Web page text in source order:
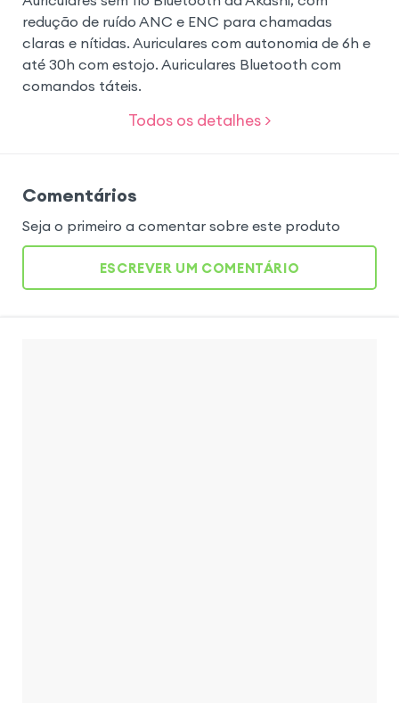
redução de ruído ANC e ENC para chamadas
claras e nítidas. Auriculares com autonomia de 6h e
até 30h com estojo. Auriculares Bluetooth com
comandos táteis.
Todos os detalhes >
Comentários
Seja o primeiro a comentar sobre este produto
ESCREVER UM COMENTÁRIO